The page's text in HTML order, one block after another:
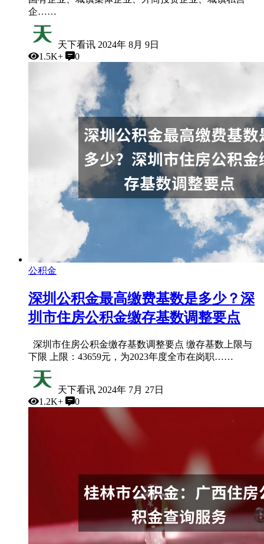
企……
天下看讯 2024年 8月 9日
1.5K+
0
公积金
深圳公积金最高缴费基数是多少？深
圳市住房公积金缴存基数调整要点
深圳市住房公积金缴存基数调整要点 缴存基数上限与
下限 上限：43659元，为2023年度全市在岗职……
天下看讯 2024年 7月 27日
1.2K+
0